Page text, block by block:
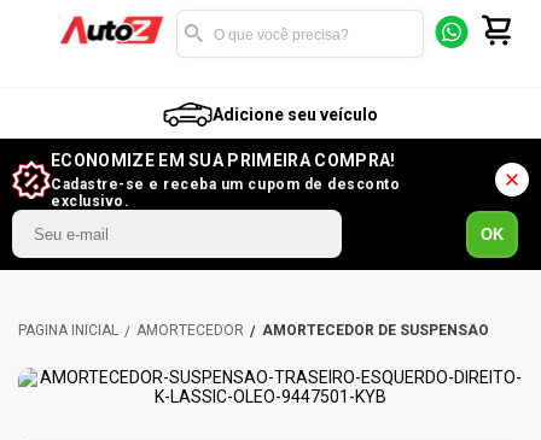
Adicione seu veículo
ECONOMIZE EM SUA PRIMEIRA COMPRA!
Cadastre-se e receba um cupom de desconto
exclusivo.
OK
AMORTECEDOR AMORTECEDOR DE SUSPENSÃO